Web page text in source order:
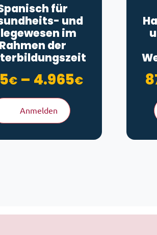
für
und
im
der
€ – 4.965€
Anmelden